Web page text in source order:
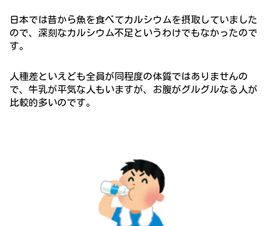
日本では昔から魚を食べてカルシウムを摂取していました
ので、深刻なカルシウム不足というわけでもなかったので
す。
人種差といえども全員が同程度の体質ではありませんの
で、牛乳が平気な人もいますが、お腹がグルグルなる人が
比較的多いのです。